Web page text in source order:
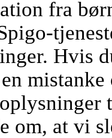
fra
Hvis
om, at vi